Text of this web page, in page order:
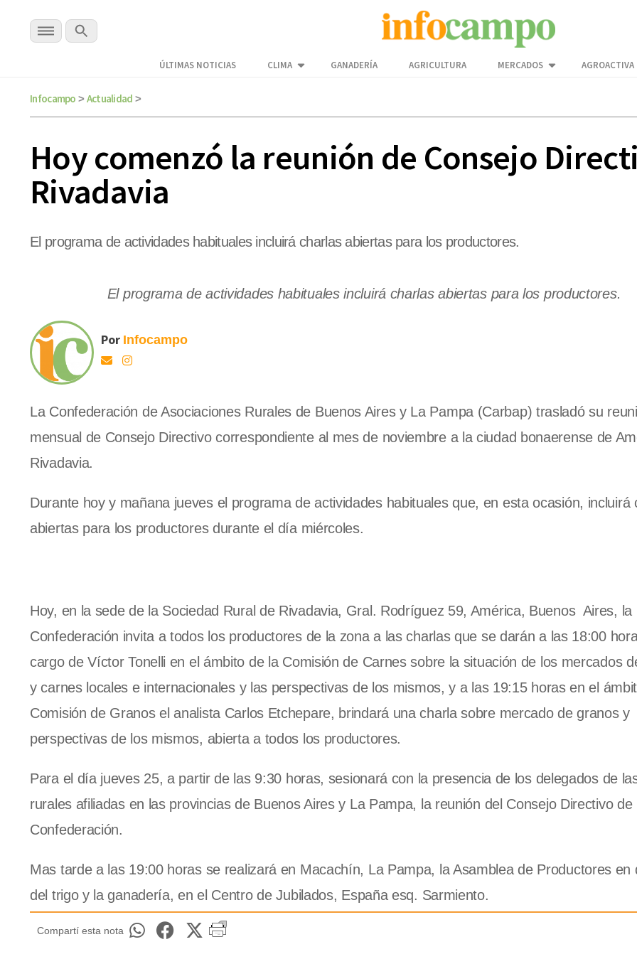
ÚLTIMAS NOTICIAS CLIMA GANADERÍA AGRICULTURA MERCADOS AGROACTIVA
Infocampo > Actualidad >
Hoy comenzó la reunión de Consejo
Rivadavia
El programa de actividades habituales incluirá charlas abiertas para los productores.
El programa de actividades habituales incluirá charlas abiertas para los productores.
Por Infocampo
La Confederación de Asociaciones Rurales de Buenos Aires y La Pampa (Carbap) trasladó su
mensual de Consejo Directivo correspondiente al mes de noviembre a la ciudad bonaerense de
Rivadavia.
Durante hoy y mañana jueves el programa de actividades habituales que, en esta ocasión, incluirá
abiertas para los productores durante el día miércoles.
Hoy, en la sede de la Sociedad Rural de Rivadavia, Gral. Rodríguez 59, América, Buenos Aires, la
Confederación invita a todos los productores de la zona a las charlas que se darán a las 18:00
cargo de Víctor Tonelli en el ámbito de la Comisión de Carnes sobre la situación de los mercados
y carnes locales e internacionales y las perspectivas de los mismos, y a las 19:15 horas en el
Comisión de Granos el analista Carlos Etchepare, brindará una charla sobre mercado de granos y
perspectivas de los mismos, abierta a todos los productores.
Para el día jueves 25, a partir de las 9:30 horas, sesionará con la presencia de los delegados de
rurales afiliadas en las provincias de Buenos Aires y La Pampa, la reunión del Consejo Directivo de
Confederación.
Mas tarde a las 19:00 horas se realizará en Macachín, La Pampa, la Asamblea de Productores en
del trigo y la ganadería, en el Centro de Jubilados, España esq. Sarmiento.
Compartí esta nota